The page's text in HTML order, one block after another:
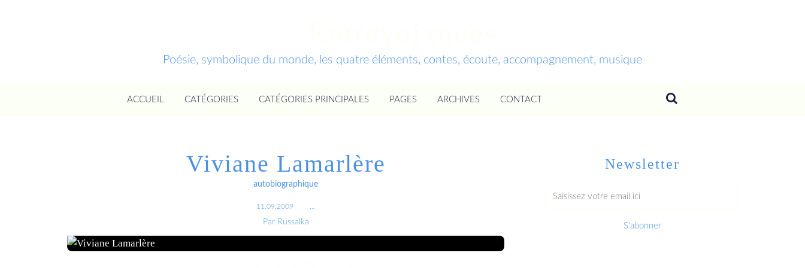
Poésie, symbolique du monde, les quatre éléments, contes, écoute, accompagnement, musique
ACCUEIL CATÉGORIES CATÉGORIES PRINCIPALES PAGES ARCHIVES CONTACT
Viviane Lamarlère
autobiographique
11.09.2009
Par Russalka
Newsletter